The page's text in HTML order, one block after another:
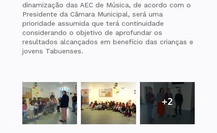
dinamização das AEC de Música, de acordo com o
Presidente da Câmara Municipal, será uma
prioridade assumida que terá continuidade
considerando o objetivo de aprofundar os
resultados alcançados em benefício das crianças e
jovens Tabuenses.
+2